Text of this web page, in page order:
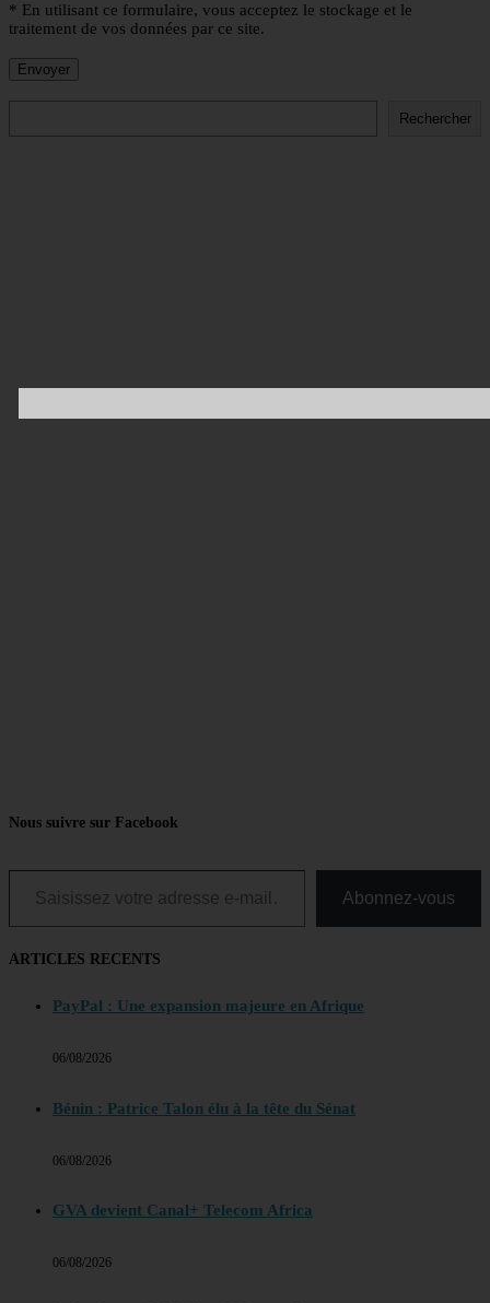
* En utilisant ce formulaire, vous acceptez le stockage et le
traitement de vos données par ce site.
Rechercher
Nous suivre sur Facebook
Saisissez votre adresse e-mail…
Abonnez-vous
ARTICLES RECENTS
PayPal : Une expansion majeure en Afrique
06/08/2026
Bénin : Patrice Talon élu à la tête du Sénat
06/08/2026
GVA devient Canal+ Telecom Africa
06/08/2026